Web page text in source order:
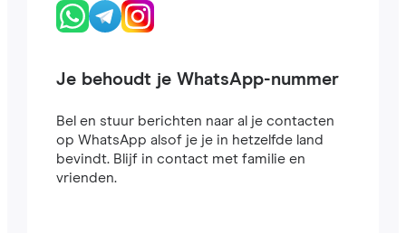
Je behoudt je WhatsApp-nummer
Bel en stuur berichten naar al je contacten
op WhatsApp alsof je je in hetzelfde land
bevindt. Blijf in contact met familie en
vrienden.